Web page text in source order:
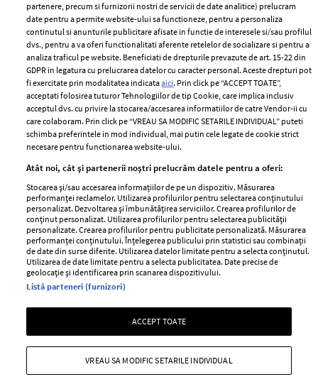
ELLE Style Awards
2024
Despre ELLE
Romania
Contact
Abonamente
Termeni si conditii
Politica de
confidențialitate
Politica de cookies
Publicitate
GSP
Unica
Baby
Retete
femei
Viva
Avantaje
Retete practice
Pariază responsabil! Decizia ONJN nr. 821/25.09.2025.
Jocurile de noroc sunt interzise minorilor.
Copyright © 2026 Ringier Romania SRL
partenere, precum si furnizorii nostri de servicii de date analitice) prelucram
date pentru a permite website-ului sa functioneze, pentru a personaliza
continutul si anunturile publicitare afisate in functie de interesele si/sau profilul
dvs., pentru a va oferi functionalitati aferente retelelor de socializare si pentru a
analiza traficul pe website. Beneficiati de drepturile prevazute de art. 15-22 din
GDPR in legatura cu prelucrarea datelor cu caracter personal. Aceste drepturi pot
fi exercitate prin modalitatea indicataaici. Prin click pe “ACCEPT TOATE”,
acceptati folosirea tuturor Tehnologiilor de tip Cookie, care implica inclusiv
acceptul dvs. cu privire la stocarea/accesarea informatiilor de catre Vendor-ii cu
care colaboram. Prin click pe “VREAU SA MODIFIC SETARILE INDIVIDUAL” puteti
schimba preferintele in mod individual, mai putin cele legate de cookie strict
necesare pentru functionarea website-ului.
Atât noi, cât și partenerii noștri prelucrăm datele pentru a oferi:
Stocarea și/sau accesarea informațiilor de pe un dispozitiv. Măsurarea
performanței reclamelor. Utilizarea profilurilor pentru selectarea conținutului
personalizat. Dezvoltarea și îmbunătățirea serviciilor. Crearea profilurilor de
conținut personalizat. Utilizarea profilurilor pentru selectarea publicității
personalizate. Crearea profilurilor pentru publicitate personalizată. Măsurarea
performanței conținutului. Înțelegerea publicului prin statistici sau combinații
de date din surse diferite. Utilizarea datelor limitate pentru a selecta conținutul.
Utilizarea de date limitate pentru a selecta publicitatea. Date precise de
geolocație și identificarea prin scanarea dispozitivului.
Listă parteneri (furnizori)
ACCEPT TOATE
VREAU SA MODIFIC SETARILE INDIVIDUAL